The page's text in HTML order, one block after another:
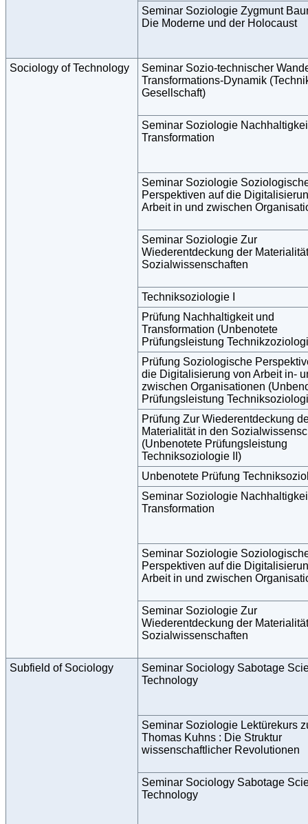
Seminar Soziologie Zygmunt
Die Moderne und der Holocaust
Sociology of Technology
Seminar Sozio-technischer
Transformations-Dynamik
Gesellschaft)
Seminar Soziologie
Transformation
Seminar Soziologie
Perspektiven auf die
Arbeit in und zwischen
Seminar Soziologie Zur
Wiederentdeckung der
Sozialwissenschaften
Techniksoziologie I
Prüfung Nachhaltigkeit und
Transformation (Unbenotete
Prüfungsleistung
Prüfung Soziologische
die Digitalisierung von Arbeit in-
zwischen Organisationen
Prüfungsleistung
Prüfung Zur Wiederentdeckung
Materialität in den
(Unbenotete Prüfungsleistung
Techniksoziologie II)
Unbenotete Prüfung
Seminar Soziologie
Transformation
Seminar Soziologie
Perspektiven auf die
Arbeit in und zwischen
Seminar Soziologie Zur
Wiederentdeckung der
Sozialwissenschaften
Subfield of Sociology
Seminar Sociology Sabotage
Technology
Seminar Soziologie Lektürekurs
Thomas Kuhns : Die Struktur
wissenschaftlicher Revolutionen
Seminar Sociology Sabotage
Technology